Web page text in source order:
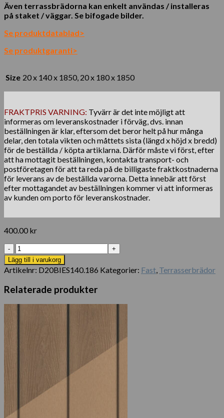
Även terrassbrädorna kan enkelt användas / installeras
på staket / väggar. Se bifogade bilder.
Se produktdatablad>
Se produktgaranti>
Size 20 x 140 x 1850, 20 x 180 x 1850
FRAKTPRIS VARNING: Tyvärr är det inte möjligt att
informeras om leveranskostnader i förväg, dvs. innan
beställningen är klar, eftersom det beror helt på hur många
delar, den totala vikten och måttets sista (längd x höjd x bredd)
för de beställda / köpta artiklarna. Därför måste vi först, efter
att ha mottagit beställningen, kontakta transport- och
postföretagen för att ta reda på de billigaste fraktkostnaderna
för leverans av de beställda varorna. Detta innebär att först
efter mottagandet av beställningen kommer vi att informeras
av kunden om porto för leveranskostnader.
400.00 kr
Solid
Espresso
iDecking
Easyclick
mängd
Lägg till i varukorg
Artikelnr: D20BIES140.186 Kategorier: Fast, Terrasserbrädor
Relaterade produkter